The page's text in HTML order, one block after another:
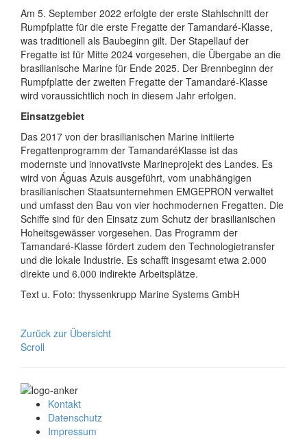
Am 5. September 2022 erfolgte der erste Stahlschnitt der
Rumpfplatte für die erste Fregatte der Tamandaré-Klasse,
was traditionell als Baubeginn gilt. Der Stapellauf der
Fregatte ist für Mitte 2024 vorgesehen, die Übergabe an die
brasilianische Marine für Ende 2025. Der Brennbeginn der
Rumpfplatte der zweiten Fregatte der Tamandaré-Klasse
wird voraussichtlich noch in diesem Jahr erfolgen.
Einsatzgebiet
Das 2017 von der brasilianischen Marine initiierte
Fregattenprogramm der TamandaréKlasse ist das
modernste und innovativste Marineprojekt des Landes. Es
wird von Águas Azuis ausgeführt, vom unabhängigen
brasilianischen Staatsunternehmen EMGEPRON verwaltet
und umfasst den Bau von vier hochmodernen Fregatten. Die
Schiffe sind für den Einsatz zum Schutz der brasilianischen
Hoheitsgewässer vorgesehen. Das Programm der
Tamandaré-Klasse fördert zudem den Technologietransfer
und die lokale Industrie. Es schafft insgesamt etwa 2.000
direkte und 6.000 indirekte Arbeitsplätze.
Text u. Foto: thyssenkrupp Marine Systems GmbH
Zurück zur Übersicht
Scroll
Kontakt
Datenschutz
Impressum